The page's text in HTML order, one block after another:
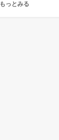
もっとみる